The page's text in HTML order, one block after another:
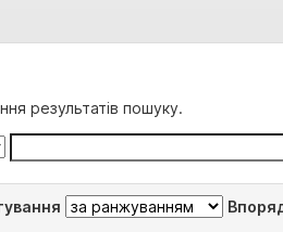
результатів пошуку.